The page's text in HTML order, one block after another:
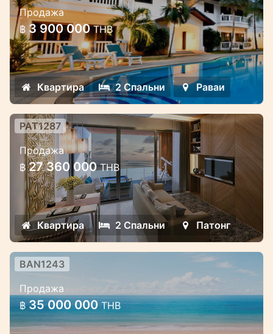
Приятные и уютные апартаменты с
двумя спальнями и двумя ванными
комнатами расположены в районе
Раваи.
Продажа
฿ 3 900 000THB
Квартира 2 Спальни Раваи
Современные резиденции на
берегу на пляже Патонг (120 кв.м.
2 этаж)
Современные резиденции на берегу на
пляже Патонг, Пхукет, Таиланд
PAT1287
Продажа
฿ 27 360 000THB
Квартира 2 Спальни Патонг
Новый проект в комплексе
Лагуна расположенный на пляже
Роскошный комплекса резиденций на
BAN1243
Продажа
฿ 35 000 000THB